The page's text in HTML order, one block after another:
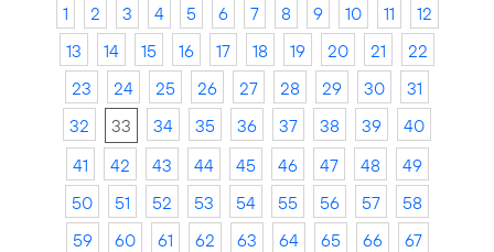
1 2 3 4 5 6 7 8 9 10 11
12
13
14 15 16 17 18 19 20 21
22
23
24 25 26 27 28 29 30
31
32
33 34 35 36 37 38 39
40
41
42 43 44 45 46 47 48
49
50
51 52 53 54 55 56 57
58
59
60 61 62 63 64 65 66
67